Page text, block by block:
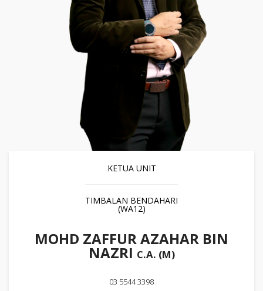
KETUA UNIT
TIMBALAN BENDAHARI
(WA12)
MOHD ZAFFUR AZAHAR BIN
NAZRI C.A. (M)
03 5544 3398